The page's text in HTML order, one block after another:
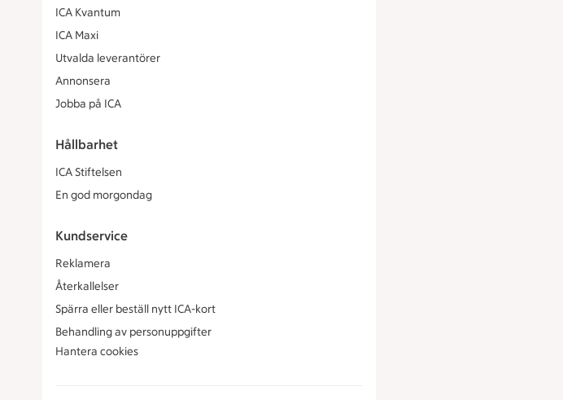
ICA Kvantum
ICA Maxi
Utvalda leverantörer
Annonsera
Jobba på ICA
Hållbarhet
ICA Stiftelsen
En god morgondag
Kundservice
Reklamera
Återkallelser
Spärra eller beställ nytt ICA-kort
Behandling av personuppgifter
Hantera cookies